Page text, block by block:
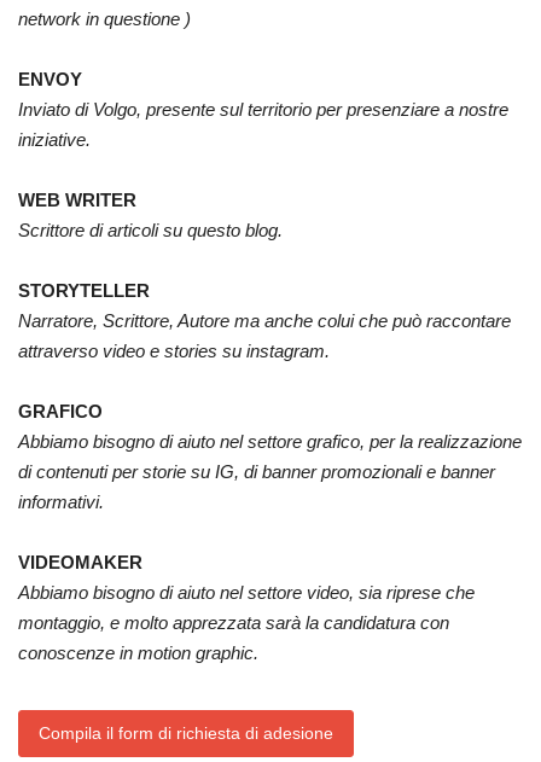
network in questione )
ENVOY
Inviato di Volgo, presente sul territorio per presenziare a nostre
iniziative.
WEB WRITER
Scrittore di articoli su questo blog.
STORYTELLER
Narratore, Scrittore, Autore ma anche colui che può raccontare
attraverso video e stories su instagram.
GRAFICO
Abbiamo bisogno di aiuto nel settore grafico, per la realizzazione
di contenuti per storie su IG, di banner promozionali e banner
informativi.
VIDEOMAKER
Abbiamo bisogno di aiuto nel settore video, sia riprese che
montaggio, e molto apprezzata sarà la candidatura con
conoscenze in motion graphic.
Compila il form di richiesta di adesione